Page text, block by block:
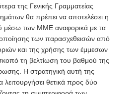
της Γενικής Γραμματείας
θα πρέπει να αποτελέσει η
μέσω των ΜΜΕ αναφορικά με τα
των παρασχεθεισών από
και της χρήσης των έμμεσων
τη βελτίωση του βαθμού της
Η στρατηγική αυτή της
θετικά προς δύο